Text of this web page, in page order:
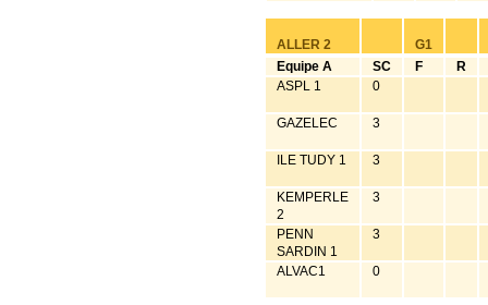
ALLER 2
G1
Equipe A
SC F
R
ASPL 1
0
GAZELEC 3
ILE TUDY 1 3
KEMPERLE
2
3
PENN
SARDIN 1
3
ALVAC1 0